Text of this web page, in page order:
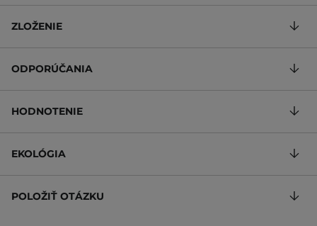
ZLOŽENIE
ODPORÚČANIA
HODNOTENIE
EKOLÓGIA
POLOŽIŤ OTÁZKU